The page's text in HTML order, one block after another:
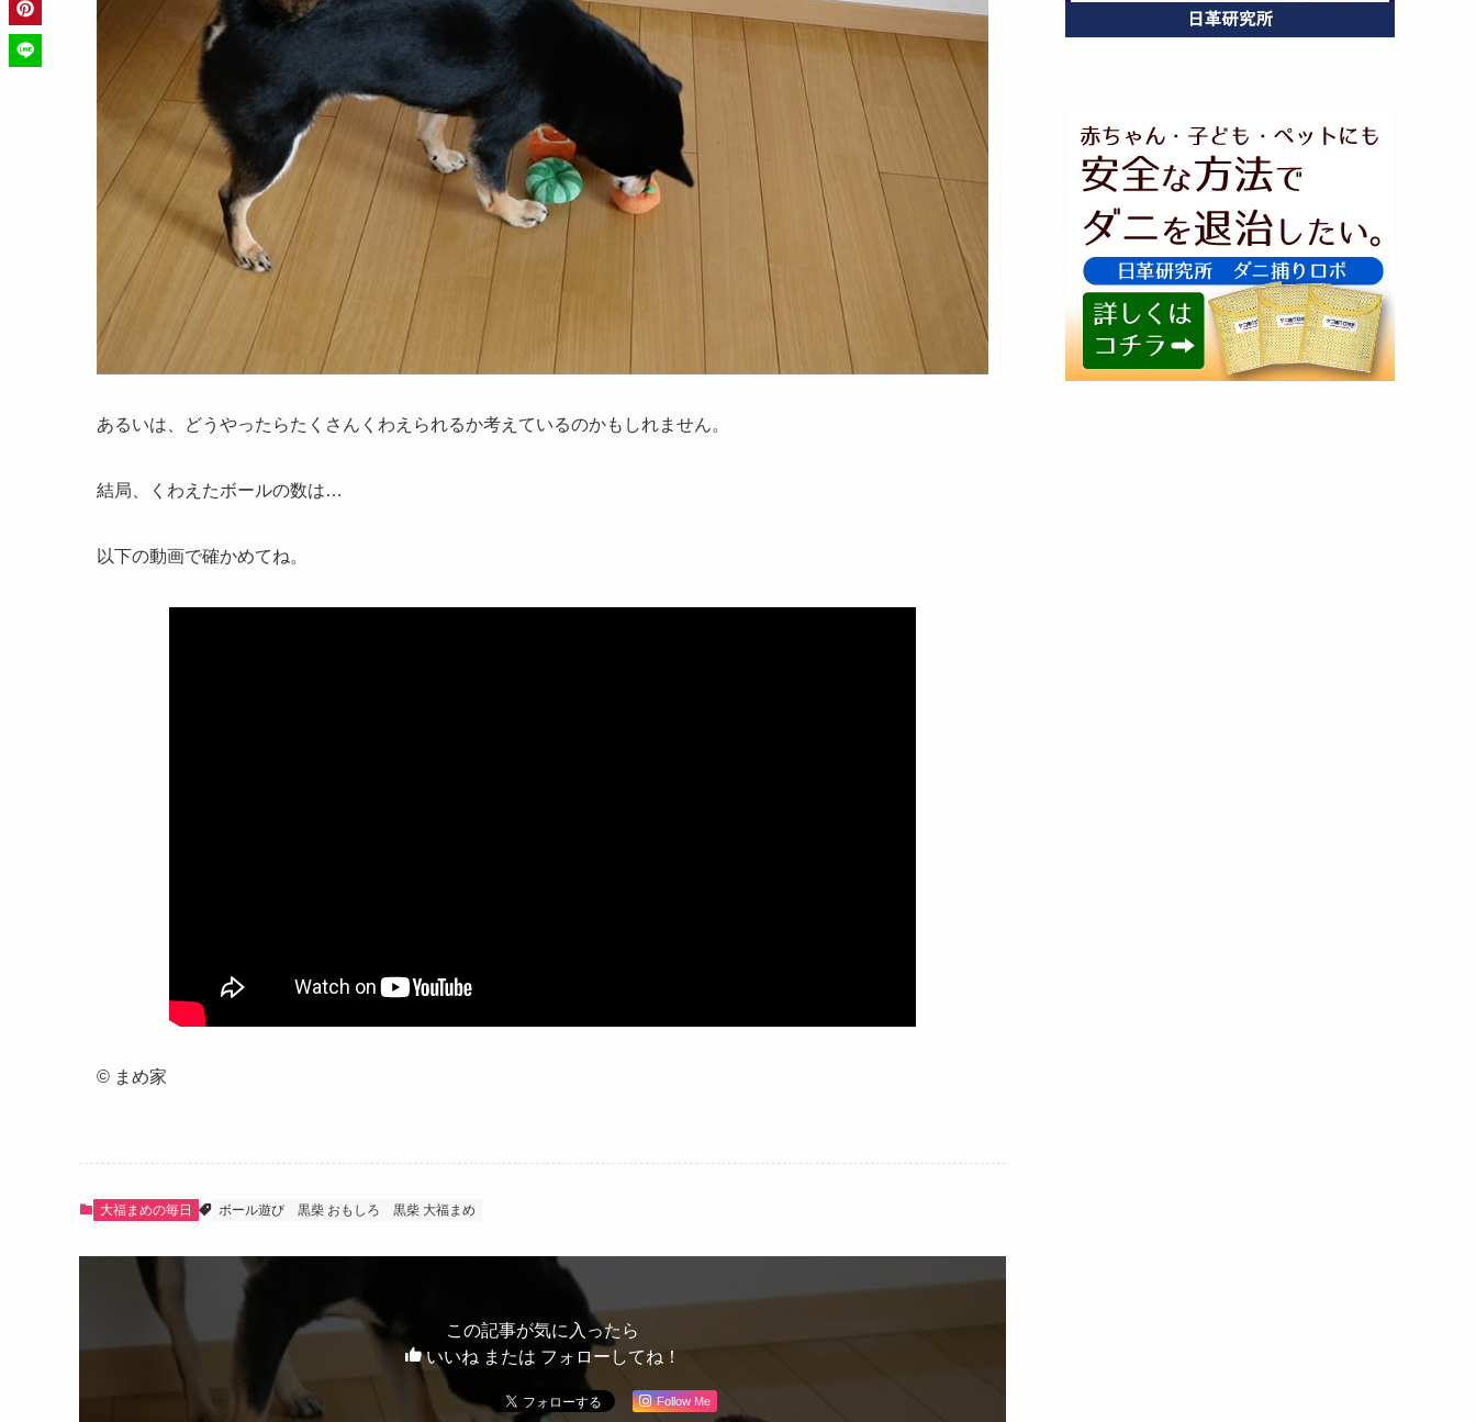
あるいは、どうやったらたくさんくわえられるか考えているのかもしれません。
結局、くわえたボールの数は…
以下の動画で確かめてね。
© まめ家
大福まめの毎日 ボール遊び 黒柴 おもしろ 黒柴 大福まめ
この記事が気に入ったら
いいね または フォローしてね！
Follow Me